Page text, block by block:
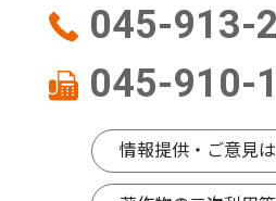
045-913-
045-910-
情報提供・ご意見